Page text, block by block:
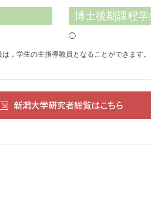
博士後期課程学
◯
，学生の主指導教員となることができます。